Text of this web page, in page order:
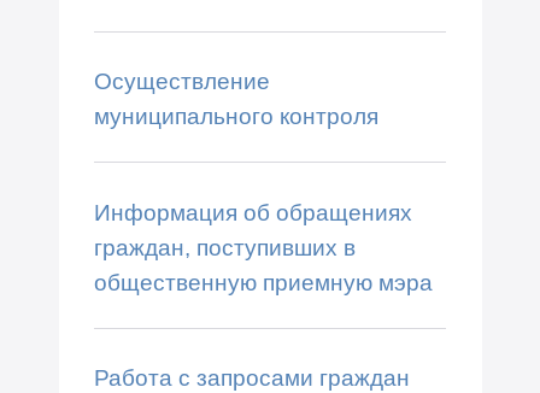
Осуществление
муниципального контроля
Информация об обращениях
граждан, поступивших в
общественную приемную мэра
Работа с запросами граждан